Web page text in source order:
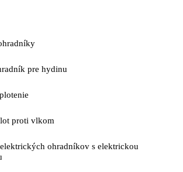
pre hydinu
proti vlkom
ohradníkov s elektrickou